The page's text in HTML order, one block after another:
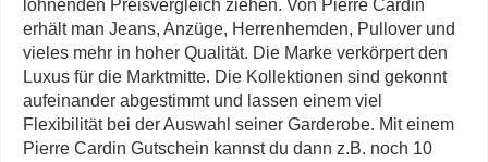
lohnenden Preisvergleich ziehen. Von Pierre Cardin
erhält man Jeans, Anzüge, Herrenhemden, Pullover und
vieles mehr in hoher Qualität. Die Marke verkörpert den
Luxus für die Marktmitte. Die Kollektionen sind gekonnt
aufeinander abgestimmt und lassen einem viel
Flexibilität bei der Auswahl seiner Garderobe. Mit einem
Pierre Cardin Gutschein kannst du dann z.B. noch 10